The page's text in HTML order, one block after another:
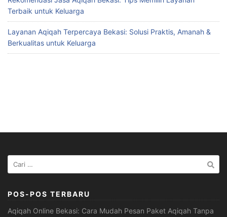
Terbaik untuk Keluarga
Layanan Aqiqah Terpercaya Bekasi: Solusi Praktis, Amanah &
Berkualitas untuk Keluarga
Cari
untuk:
POS-POS TERBARU
Aqiqah Online Bekasi: Cara Mudah Pesan Paket Aqiqah Tanpa